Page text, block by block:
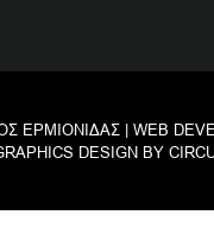
ΕΡΜΙΟΝΙΔΑΣ | WEB
DESIGN BY